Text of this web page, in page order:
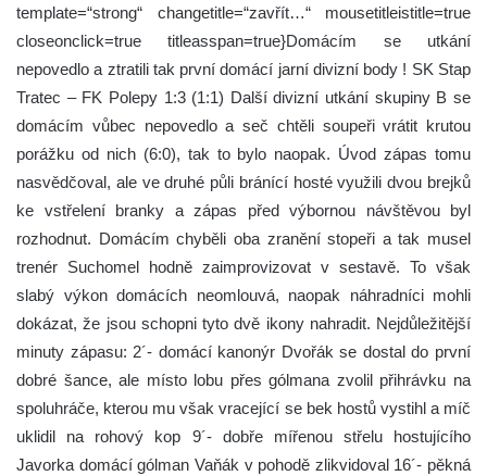
template=“strong“ changetitle=“zavřít…“ mousetitleistitle=true
closeonclick=true titleasspan=true}Domácím se utkání
nepovedlo a ztratili tak první domácí jarní divizní body ! SK Stap
Tratec – FK Polepy 1:3 (1:1) Další divizní utkání skupiny B se
domácím vůbec nepovedlo a seč chtěli soupeři vrátit krutou
porážku od nich (6:0), tak to bylo naopak. Úvod zápas tomu
nasvědčoval, ale ve druhé půli bránící hosté využili dvou brejků
ke vstřelení branky a zápas před výbornou návštěvou byl
rozhodnut. Domácím chyběli oba zranění stopeři a tak musel
trenér Suchomel hodně zaimprovizovat v sestavě. To však
slabý výkon domácích neomlouvá, naopak náhradníci mohli
dokázat, že jsou schopni tyto dvě ikony nahradit. Nejdůležitější
minuty zápasu: 2´- domácí kanonýr Dvořák se dostal do první
dobré šance, ale místo lobu přes gólmana zvolil přihrávku na
spoluhráče, kterou mu však vracející se bek hostů vystihl a míč
uklidil na rohový kop 9´- dobře mířenou střelu hostujícího
Javorka domácí gólman Vaňák v pohodě zlikvidoval 16´- pěkná